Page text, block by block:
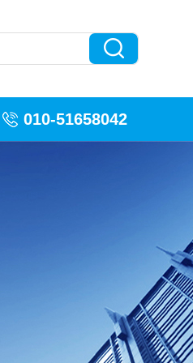
010-51658042